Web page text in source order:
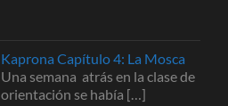
Kaprona Capítulo 4: La Mosca
Una semana atrás en la clase de
orientación se había […]